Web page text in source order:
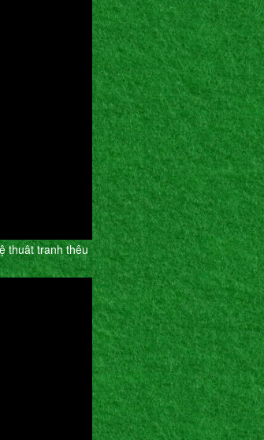
thuât tranh thêu